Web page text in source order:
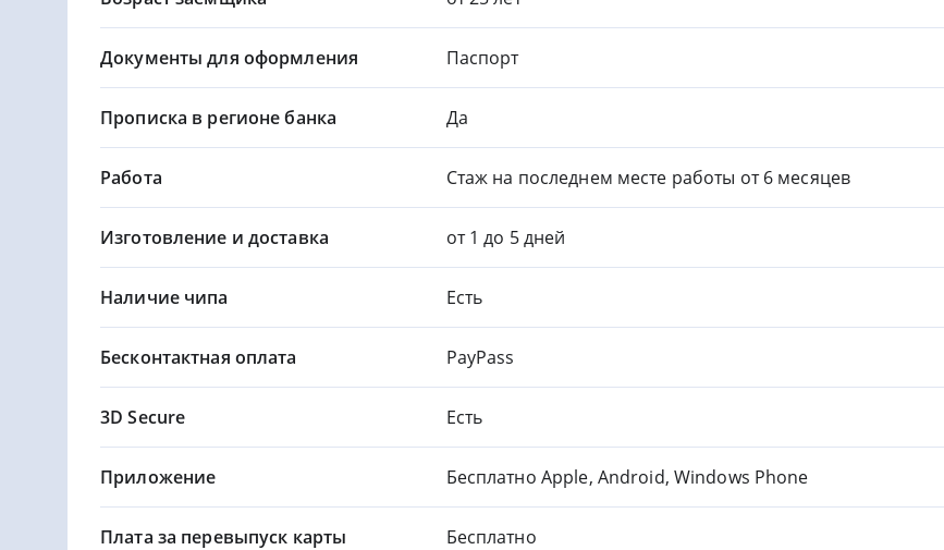
Документы для оформления Паспорт
Прописка в регионе банка Да
Работа Стаж на последнем месте работы от 6 месяцев
Изготовление и доставка от 1 до 5 дней
Наличие чипа Есть
Бесконтактная оплата PayPass
3D Secure Есть
Приложение Бесплатно Apple, Android, Windows Phone
Плата за перевыпуск карты Бесплатно